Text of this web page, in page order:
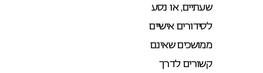
שעתיים, או נסע
לסידורים אישיים
ממושכים שאינם
קשורים לדרך